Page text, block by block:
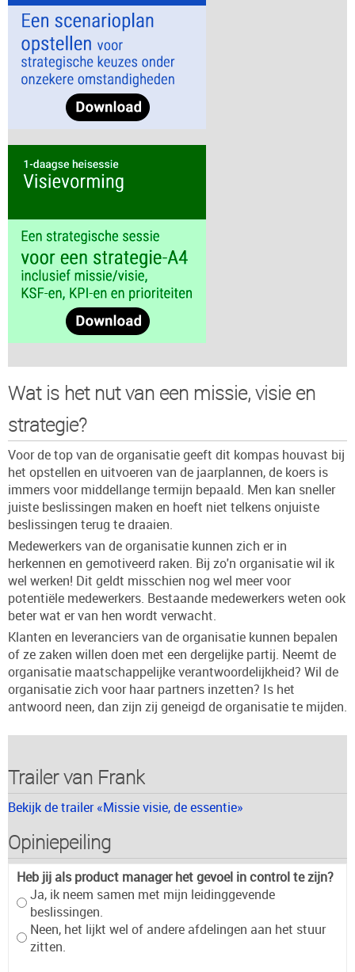
Wat is het nut van een missie, visie en
strategie?
Voor de top van de organisatie geeft dit kompas houvast bij
het opstellen en uitvoeren van de jaarplannen, de koers is
immers voor middellange termijn bepaald. Men kan sneller
juiste beslissingen maken en hoeft niet telkens onjuiste
beslissingen terug te draaien.
Medewerkers van de organisatie kunnen zich er in
herkennen en gemotiveerd raken. Bij zo'n organisatie wil ik
wel werken! Dit geldt misschien nog wel meer voor
potentiële medewerkers. Bestaande medewerkers weten ook
beter wat er van hen wordt verwacht.
Klanten en leveranciers van de organisatie kunnen bepalen
of ze zaken willen doen met een dergelijke partij. Neemt de
organisatie maatschappelijke verantwoordelijkheid? Wil de
organisatie zich voor haar partners inzetten? Is het
antwoord neen, dan zijn zij geneigd de organisatie te mijden.
Trailer van Frank
Bekijk de trailer «Missie visie, de essentie»
Opiniepeiling
Heb jij als product manager het gevoel in control te zijn?
Ja, ik neem samen met mijn leidinggevende
beslissingen.
Neen, het lijkt wel of andere afdelingen aan het stuur
zitten.